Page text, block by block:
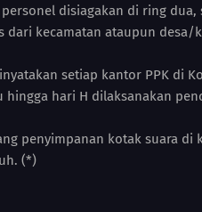
disiagakan di ring
kecamatan ataupun desa/
setiap kantor PPK di
hingga hari H dilaksanakan
penyimpanan kotak suara di
(*)